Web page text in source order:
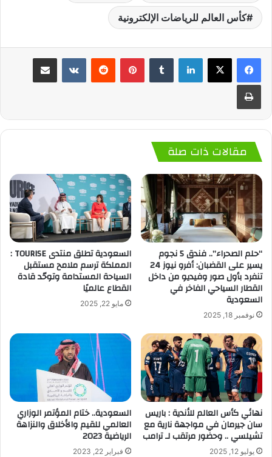
كأس العالم للرياضات الإلكترونية
لينكدإن بينتيريست
مقالات ذات صلة
“حلم الصحراء”.. فندق 5 نجوم
يسير على القضبان: أفرو نيوز 24
تنفرد بأول صور وفيديو من داخل
القطار السياحي الفاخر في
السعودية
نوفمبر 18, 2025
السعودية تطلق منتدى TOURISE :
المملكة ترسم ملامح مستقبل
السياحة المستدامة وتوحّد قادة
القطاع عالميًا
مايو 22, 2025
نهائي كأس العالم للأندية : باريس
سان جيرمان في مواجهة نارية مع
تشيلسي .. وحضور مرتقب لـ ترامب
يوليو 12, 2025
السعودية.. ختام المؤتمر الوزاري
العالمي للقيم والأخلاق والنزاهة
الرياضية 2023
فبراير 22, 2023